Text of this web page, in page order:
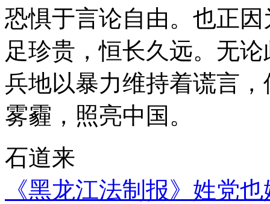
恐惧于言论自由。也正
足珍贵，恒长久远。无
兵地以暴力维持着谎言
雾霾，照亮中国。
石道来
《黑龙江法制报》姓党